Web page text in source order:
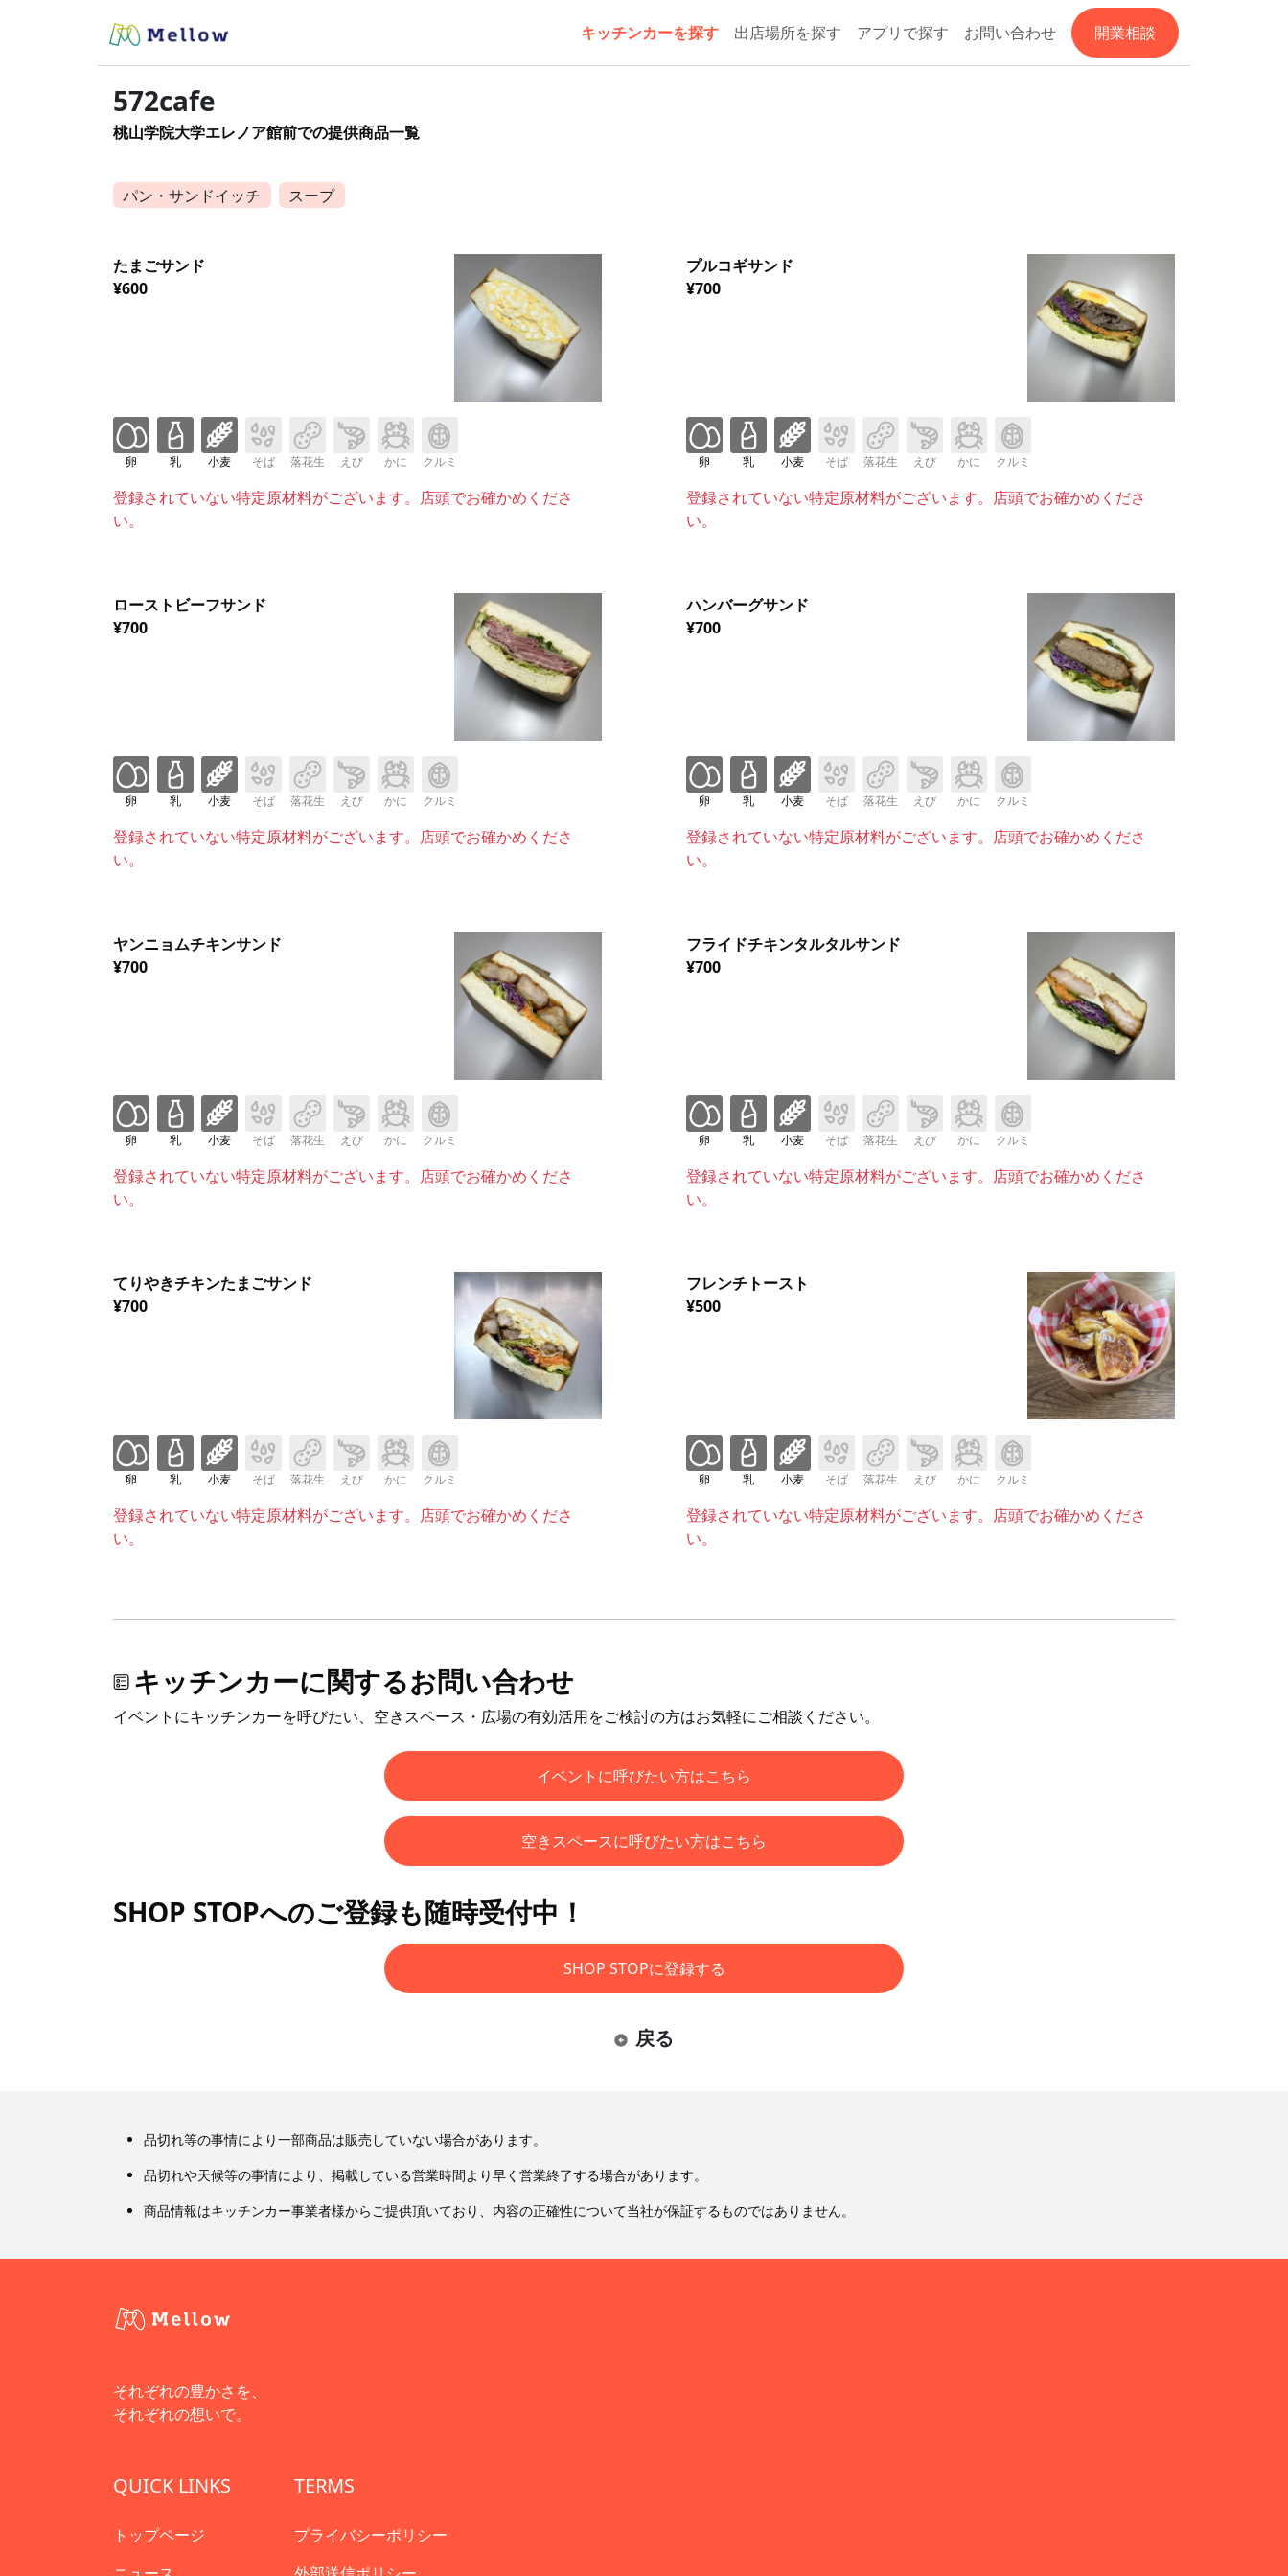
キッチンカーを探す 出店場所を探す アプリで探す お問い合わせ 開業相談
572cafe
桃山学院大学エレノア館前での提供商品一覧
パン・サンドイッチ スープ
たまごサンド
¥600
卵 乳 小麦 そば 落花生 えび かに クルミ
登録されていない特定原材料がございます。店頭でお確かめくださ
い。
プルコギサンド
¥700
卵 乳 小麦 そば 落花生 えび かに クルミ
登録されていない特定原材料がございます。店頭でお確かめくださ
い。
ローストビーフサンド
¥700
卵 乳 小麦 そば 落花生 えび かに クルミ
登録されていない特定原材料がございます。店頭でお確かめくださ
い。
ハンバーグサンド
¥700
卵 乳 小麦 そば 落花生 えび かに クルミ
登録されていない特定原材料がございます。店頭でお確かめくださ
い。
ヤンニョムチキンサンド
¥700
卵 乳 小麦 そば 落花生 えび かに クルミ
登録されていない特定原材料がございます。店頭でお確かめくださ
い。
フライドチキンタルタルサンド
¥700
卵 乳 小麦 そば 落花生 えび かに クルミ
登録されていない特定原材料がございます。店頭でお確かめくださ
い。
てりやきチキンたまごサンド
¥700
卵 乳 小麦 そば 落花生 えび かに クルミ
登録されていない特定原材料がございます。店頭でお確かめくださ
い。
フレンチトースト
¥500
卵 乳 小麦 そば 落花生 えび かに クルミ
登録されていない特定原材料がございます。店頭でお確かめくださ
い。
キッチンカーに関するお問い合わせ
イベントにキッチンカーを呼びたい、空きスペース・広場の有効活用をご検討の方はお気軽にご相談ください。
イベントに呼びたい方はこちら
空きスペースに呼びたい方はこちら
SHOP STOPへのご登録も随時受付中！
SHOP STOPに登録する
戻る
品切れ等の事情により一部商品は販売していない場合があります。
品切れや天候等の事情により、掲載している営業時間より早く営業終了する場合があります。
商品情報はキッチンカー事業者様からご提供頂いており、内容の正確性について当社が保証するものではありません。
それぞれの豊かさを、
それぞれの想いで。
QUICK LINKS
トップページ
TERMS
プライバシーポリシー